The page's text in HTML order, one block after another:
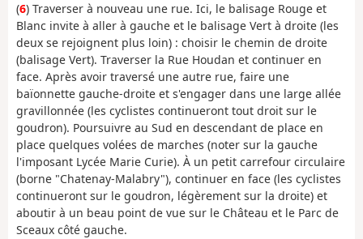
(6) Traverser à nouveau une rue. Ici, le balisage Rouge et
Blanc invite à aller à gauche et le balisage Vert à droite (les
deux se rejoignent plus loin) : choisir le chemin de droite
(balisage Vert). Traverser la Rue Houdan et continuer en
face. Après avoir traversé une autre rue, faire une
baïonnette gauche-droite et s'engager dans une large allée
gravillonnée (les cyclistes continueront tout droit sur le
goudron). Poursuivre au Sud en descendant de place en
place quelques volées de marches (noter sur la gauche
l'imposant Lycée Marie Curie). À un petit carrefour circulaire
(borne "Chatenay-Malabry"), continuer en face (les cyclistes
continueront sur le goudron, légèrement sur la droite) et
aboutir à un beau point de vue sur le Château et le Parc de
Sceaux côté gauche.